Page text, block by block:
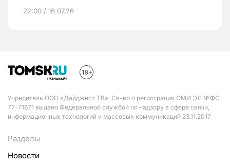
22:00 / 16.07.26
Учредитель ООО «Дайджест ТВ». Св-во о регистрации СМИ ЭЛ №ФС
77-71671 выдано Федеральной службой по надзору в сфере связи,
информационных технологий и массовых коммуникаций 23.11.2017
Разделы
Новости